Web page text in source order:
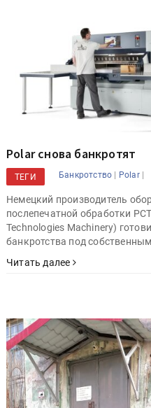
Polar снова банкротят
ТЕГИ Банкротство | Polar|
Немецкий производитель
послепечатной обработки
Technologies Machinery)
банкротства под
Читать далее